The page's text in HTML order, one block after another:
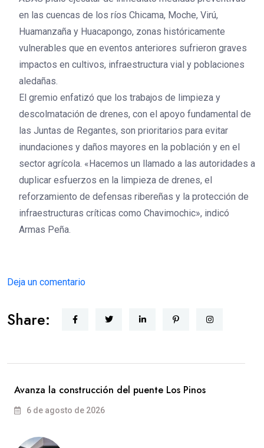
en las cuencas de los ríos Chicama, Moche, Virú,
Huamanzaña y Huacapongo, zonas históricamente
vulnerables que en eventos anteriores sufrieron graves
impactos en cultivos, infraestructura vial y poblaciones
aledañas.
El gremio enfatizó que los trabajos de limpieza y
descolmatación de drenes, con el apoyo fundamental de
las Juntas de Regantes, son prioritarios para evitar
inundaciones y daños mayores en la población y en el
sector agrícola. «Hacemos un llamado a las autoridades a
duplicar esfuerzos en la limpieza de drenes, el
reforzamiento de defensas ribereñas y la protección de
infraestructuras críticas como Chavimochic», indicó
Armas Peña.
Deja un comentario
Share:
Avanza la construcción del puente Los Pinos
6 de agosto de 2026